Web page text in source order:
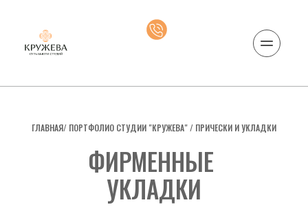
ГЛАВНАЯ/ ПОРТФОЛИО СТУДИИ "КРУЖЕВА" / ПРИЧЕСКИ И УКЛАДКИ
ФИРМЕННЫЕ
УКЛАДКИ